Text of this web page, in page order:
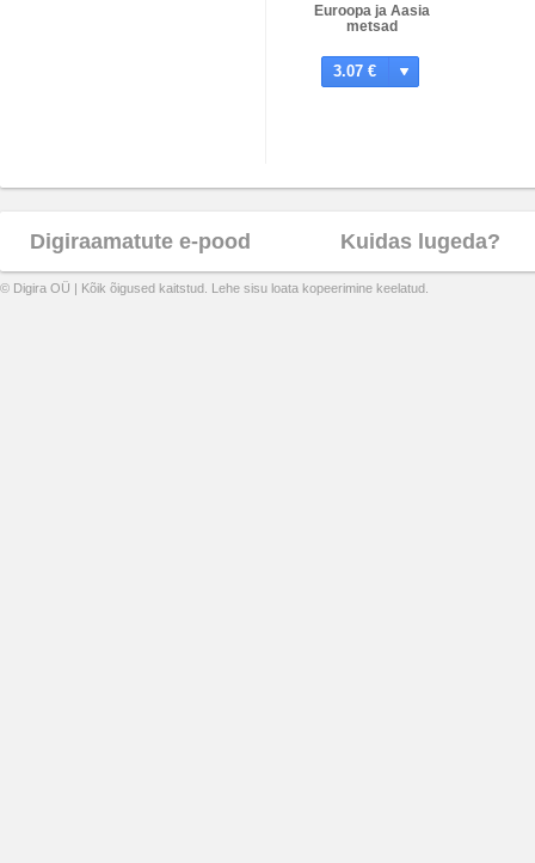
Euroopa ja Aasia
metsad
3.07 €
Digiraamatute e-pood Kuidas lugeda?
© Digira OÜ | Kõik õigused kaitstud. Lehe sisu loata kopeerimine keelatud.